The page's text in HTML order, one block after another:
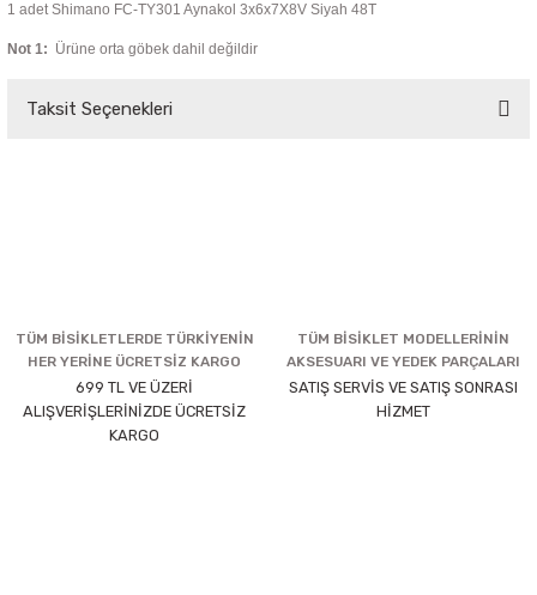
1 adet Shimano FC-TY301 Aynakol 3x6x7X8V Siyah 48T
Not 1: Ürüne orta göbek dahil değildir
Taksit Seçenekleri
TÜM BİSİKLETLERDE TÜRKİYENİN
HER YERİNE ÜCRETSİZ KARGO
699 TL VE ÜZERİ
ALIŞVERİŞLERİNİZDE ÜCRETSİZ
KARGO
TÜM BİSİKLET MODELLERİNİN
AKSESUARI VE YEDEK PARÇALARI
SATIŞ SERVİS VE SATIŞ SONRASI
HİZMET